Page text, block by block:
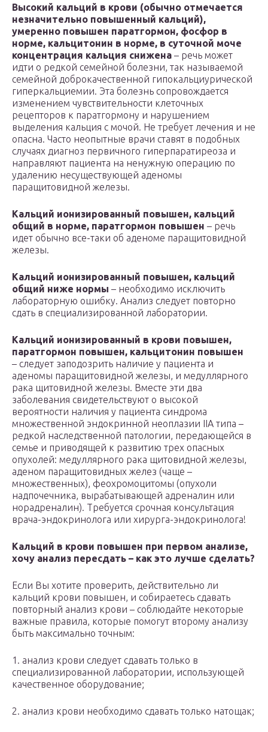
Высокий кальций в крови (обычно отмечается
незначительно повышенный кальций),
умеренно повышен паратгормон, фосфор в
норме, кальцитонин в норме, в суточной моче
концентрация кальция снижена – речь может
идти о редкой семейной болезни, так называемой
семейной доброкачественной гипокальциурической
гиперкальциемии. Эта болезнь сопровождается
изменением чувствительности клеточных
рецепторов к паратгормону и нарушением
выделения кальция с мочой. Не требует лечения и не
опасна. Часто неопытные врачи ставят в подобных
случаях диагноз первичного гиперпаратиреоза и
направляют пациента на ненужную операцию по
удалению несуществующей аденомы
паращитовидной железы.
Кальций ионизированный повышен, кальций
общий в норме, паратгормон повышен – речь
идет обычно все-таки об аденоме паращитовидной
железы.
Кальций ионизированный повышен, кальций
общий ниже нормы – необходимо исключить
лабораторную ошибку. Анализ следует повторно
сдать в специализированной лаборатории.
Кальций ионизированный в крови повышен,
паратгормон повышен, кальцитонин повышен
– следует заподозрить наличие у пациента и
аденомы паращитовидной железы, и медуллярного
рака щитовидной железы. Вместе эти два
заболевания свидетельствуют о высокой
вероятности наличия у пациента синдрома
множественной эндокринной неоплазии IIА типа –
редкой наследственной патологии, передающейся в
семье и приводящей к развитию трех опасных
опухолей: медуллярного рака щитовидной железы,
аденом паращитовидных желез (чаще –
множественных), феохромоцитомы (опухоли
надпочечника, вырабатывающей адреналин или
норадреналин). Требуется срочная консультация
врача-эндокринолога или хирурга-эндокринолога!
Кальций в крови повышен при первом анализе,
хочу анализ пересдать – как это лучше сделать?
Если Вы хотите проверить, действительно ли
кальций крови повышен, и собираетесь сдавать
повторный анализ крови – соблюдайте некоторые
важные правила, которые помогут второму анализу
быть максимально точным:
1. анализ крови следует сдавать только в
специализированной лаборатории, использующей
качественное оборудование;
2. анализ крови необходимо сдавать только натощак;